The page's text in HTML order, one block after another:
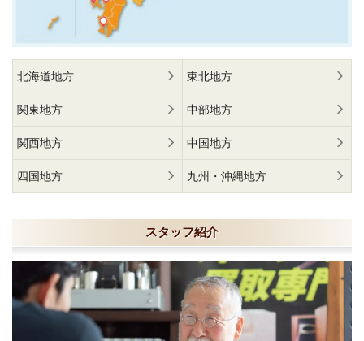
北海道地方 東北地方
関東地方 中部地方
関西地方 中国地方
四国地方 九州・沖縄地方
スタッフ紹介